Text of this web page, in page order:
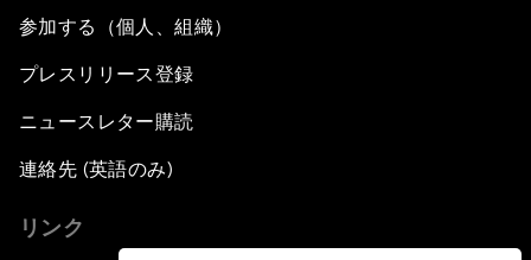
参加する（個人、組織）
プレスリリース登録
ニュースレター購読
連絡先 (英語のみ)
リンク